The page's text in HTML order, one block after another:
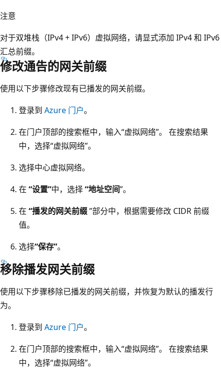
注意
对于双堆栈（IPv4 + IPv6）虚拟网络，请显式添加 IPv4 和 IPv6
汇总前缀。
修改通告的网关前缀
使用以下步骤修改现有已播发的网关前缀。
登录到 Azure 门户。
在门户顶部的搜索框中，输入“虚拟网络”。 在搜索结果
中，选择“虚拟网络”。
选择中心虚拟网络。
在 “设置”中，选择“地址空间”。
在 “播发的网关前缀”部分中，根据需要修改 CIDR 前缀
值。
选择“保存”。
移除播发网关前缀
使用以下步骤移除已播发的网关前缀，并恢复为默认的播发行
为。
登录到 Azure 门户。
在门户顶部的搜索框中，输入“虚拟网络”。 在搜索结果
中，选择“虚拟网络”。